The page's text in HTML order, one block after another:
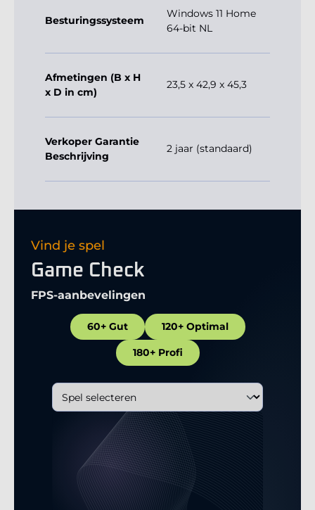
Besturingssysteem
Windows 11 Home
64-bit NL
Afmetingen (B x H
x D in cm)
23,5 x 42,9 x 45,3
Verkoper Garantie
Beschrijving
2 jaar (standaard)
Vind je spel
Game Check
FPS-aanbevelingen
60+ Gut 120+ Optimal
180+ Profi